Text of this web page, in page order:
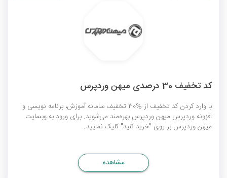
کد تخفیف 30 درصدی میهن وردپرس
با وارد کردن کد تخفیف از %30 تخفیف سامانه آموزش، برنامه نویسی و
افزونه وردپرس میهن وردپرس بهره‌مند می‌شوید. برای ورود به وبسایت
میهن وردپرس بر روی "خرید کنید" کلیک نمایید.
مشاهده